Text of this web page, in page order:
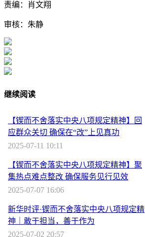
责编：肖文翔
审核：朱静
继续阅读
【锲而不舍落实中央八项规定精神】回
应群众关切 确保在“改”上见真功
2025-07-11 10:11
【锲而不舍落实中央八项规定精神】聚
集热点难点整改 确保服务见行见效
2025-07-07 16:06
新华时评·锲而不舍落实中央八项规定精
神｜敢于担当，善于作为
2025-07-02 20:57